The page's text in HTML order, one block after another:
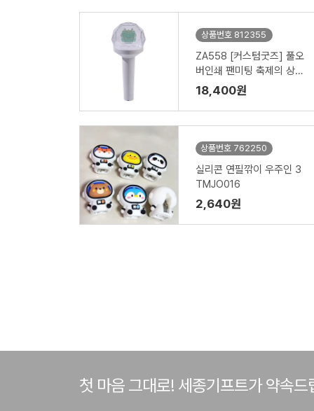
상품번호 812355
ZA558 [커스텀굿즈] 풀오
버인쇄 팬미팅 축제의 상징
응원봉 (박스제작가능)
18,400원
상품번호 762250
실리콘 연필깎이 우주인 3
TMJO016
2,640원
첫 마음 그대로! 세종기프트가 약속드